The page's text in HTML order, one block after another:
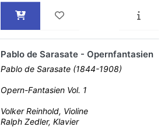
Pablo de Sarasate - Opernfantasien
Pablo de Sarasate (1844-1908)
Opern-Fantasien Vol. 1
Volker Reinhold, Violine
Ralph Zedler, Klavier